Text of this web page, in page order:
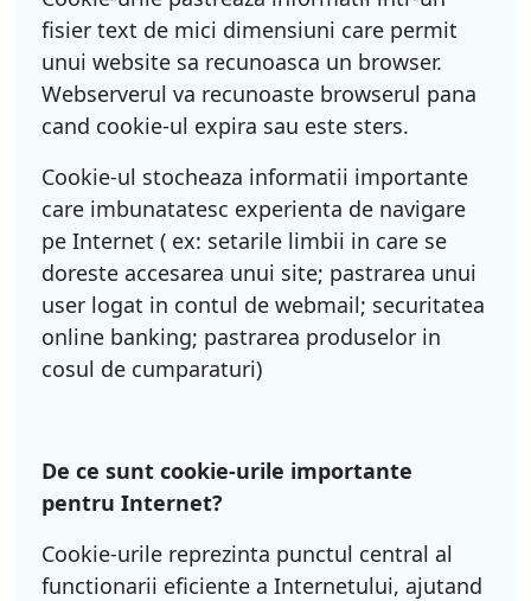
fisier text de mici dimensiuni care permit
unui website sa recunoasca un browser.
Webserverul va recunoaste browserul pana
cand cookie-ul expira sau este sters.
Cookie-ul stocheaza informatii importante
care imbunatatesc experienta de navigare
pe Internet ( ex: setarile limbii in care se
doreste accesarea unui site; pastrarea unui
user logat in contul de webmail; securitatea
online banking; pastrarea produselor in
cosul de cumparaturi)
De ce sunt cookie-urile importante
pentru Internet?
Cookie-urile reprezinta punctul central al
functionarii eficiente a Internetului, ajutand